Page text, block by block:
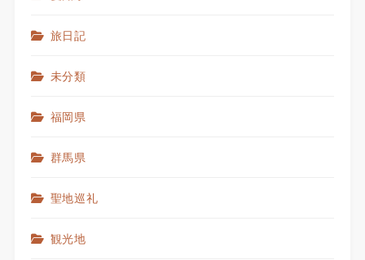
旅日記
未分類
福岡県
群馬県
聖地巡礼
観光地